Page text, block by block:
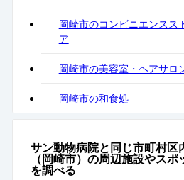
岡崎市のコンビニエンスス
ア
岡崎市の美容室・ヘアサロ
岡崎市の和食処
サン動物病院と同じ市町村区
（岡崎市）の周辺施設やスポ
を調べる